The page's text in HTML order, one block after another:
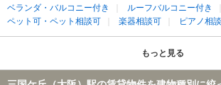
ベランダ・バルコニー付き
ルーフバルコニー付き
ペット可・ペット相談可
楽器相談可 ピアノ相
もっと見る